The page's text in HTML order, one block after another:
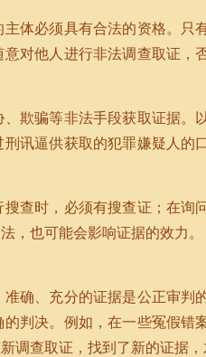
体必须具有合法的资格。只
对他人进行非法调查取证，
欺骗等非法手段获取证据。
讯逼供获取的犯罪嫌疑人的
查时，必须有搜查证；在询
，也可能会影响证据的效力。
确、充分的证据是公正审判
判决。例如，在一些冤假错
调查取证，找到了新的证据，